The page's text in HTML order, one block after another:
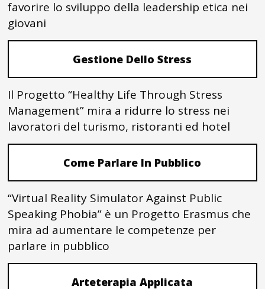
favorire lo sviluppo della leadership etica nei
giovani
Gestione Dello Stress
Il Progetto “Healthy Life Through Stress
Management” mira a ridurre lo stress nei
lavoratori del turismo, ristoranti ed hotel
Come Parlare In Pubblico
“Virtual Reality Simulator Against Public
Speaking Phobia” è un Progetto Erasmus che
mira ad aumentare le competenze per
parlare in pubblico
Arteterapia Applicata